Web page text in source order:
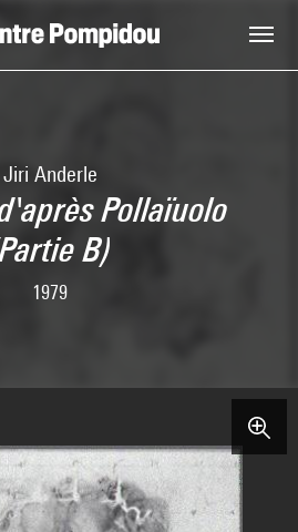
Jiri Anderle
Pollaïuolo
B)
1979